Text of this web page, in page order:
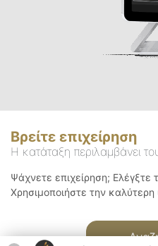
Βρείτε επιχείρηση
Η κατάταξη περιλαμβάνει
Ψάχνετε επιχείρηση; Ελέγξτε
Χρησιμοποιήστε την καλύτερη